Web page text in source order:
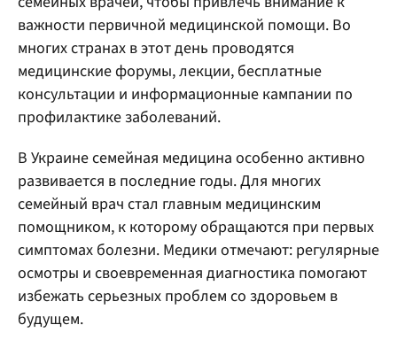
важности первичной медицинской помощи. Во
многих странах в этот день проводятся
медицинские форумы, лекции, бесплатные
консультации и информационные кампании по
профилактике заболеваний.
В Украине семейная медицина особенно активно
развивается в последние годы. Для многих
семейный врач стал главным медицинским
помощником, к которому обращаются при первых
симптомах болезни. Медики отмечают: регулярные
осмотры и своевременная диагностика помогают
избежать серьезных проблем со здоровьем в
будущем.